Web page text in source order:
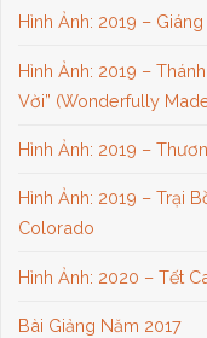
Hình Ảnh: 2019 – Giáng
Hình Ảnh: 2019 –
Vời” (Wonderfully
Hình Ảnh: 2019 –
Hình Ảnh: 2019 – Trại
Colorado
Hình Ảnh: 2020 – Tết
Bài Giảng Năm 2017